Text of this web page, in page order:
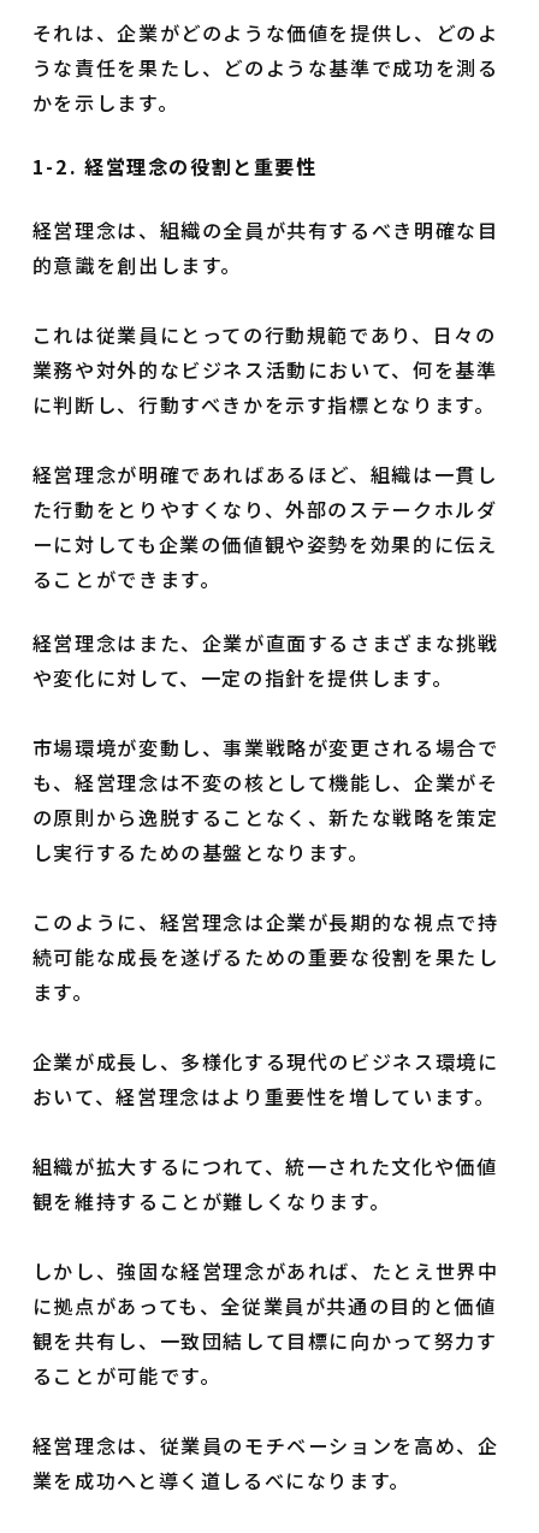
それは、企業がどのような価値を提供し、どのよ
うな責任を果たし、どのような基準で成功を測る
かを示します。
1-2. 経営理念の役割と重要性
経営理念は、組織の全員が共有するべき明確な目
的意識を創出します。
これは従業員にとっての行動規範であり、日々の
業務や対外的なビジネス活動において、何を基準
に判断し、行動すべきかを示す指標となります。
経営理念が明確であればあるほど、組織は一貫し
た行動をとりやすくなり、外部のステークホルダ
ーに対しても企業の価値観や姿勢を効果的に伝え
ることができます。
経営理念はまた、企業が直面するさまざまな挑戦
や変化に対して、一定の指針を提供します。
市場環境が変動し、事業戦略が変更される場合で
も、経営理念は不変の核として機能し、企業がそ
の原則から逸脱することなく、新たな戦略を策定
し実行するための基盤となります。
このように、経営理念は企業が長期的な視点で持
続可能な成長を遂げるための重要な役割を果たし
ます。
企業が成長し、多様化する現代のビジネス環境に
おいて、経営理念はより重要性を増しています。
組織が拡大するにつれて、統一された文化や価値
観を維持することが難しくなります。
しかし、強固な経営理念があれば、たとえ世界中
に拠点があっても、全従業員が共通の目的と価値
観を共有し、一致団結して目標に向かって努力す
ることが可能です。
経営理念は、従業員のモチベーションを高め、企
業を成功へと導く道しるべになります。